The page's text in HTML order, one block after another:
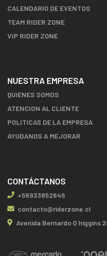
CALENDARIO DE EVENTOS
TEAM RIDER ZONE
VIP RIDER ZONE
NUESTRA EMPRESA
QUIENES SOMOS
ATENCION AL CLIENTE
POLITICAS DE LA EMPRESA
AYUDANOS A MEJORAR
CONTÁCTANOS
+56933852645
contacto@riderzone.cl
Avenida Bernardo O´higgins